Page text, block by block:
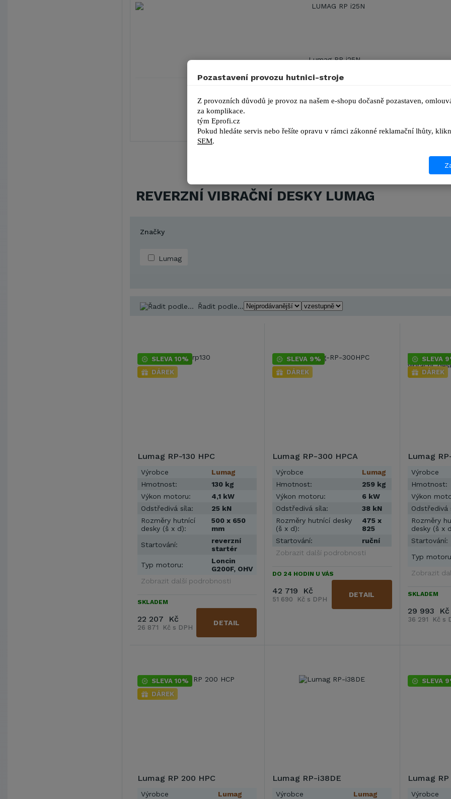
Lumag RP i25N
REVERZNÍ VIBRAČNÍ DESKY LUMAG
Značky
Lumag
Řadit podle...
SLEVA 10%
DÁREK
Lumag RP-130 HPC
Výrobce
Lumag
Hmotnost:
130 kg
Výkon motoru:
4,1 kW
Odstředivá síla:
25 kN
Rozměry hutnící
desky (š x d):
500 x 650
mm
Startování:
reverzní
startér
Typ motoru:
Loncin
G200F, OHV
Zobrazit další podrobnosti
SKLADEM
22 207 Kč
26 871 Kč s DPH
DETAIL
SLEVA 9%
DÁREK
Lumag RP-300 HPCA
Výrobce
Lumag
Hmotnost:
259 kg
Výkon motoru:
6 kW
Odstředivá síla:
38 kN
Rozměry hutnící desky
(š x d):
475 x
825
Startování:
ruční
Zobrazit další podrobnosti
DO 24 HODIN U VÁS
42 719 Kč
51 690 Kč s DPH
DETAIL
SLEVA
DÁREK
Lumag
Výrobce
Hmotnost:
Výkon
Odstředivá
Rozměry
desky (š x
Startování:
Typ
Zobrazit
SKLADEM
29 993 Kč
36 291 Kč s
SLEVA 10%
DÁREK
Lumag RP 200 HPC
Výrobce Lumag
Lumag RP-i38DE
Výrobce Lumag
SLEVA
Lumag RP
Výrobce
Pozastavení provozu hutnici-stroje
Z provozních důvodů je provoz na našem e-shopu dočasně pozastaven,
za komplikace.
tým Eprofi.cz
Pokud hledáte servis nebo řešíte opravu v rámci zákonné reklamační lhůty, kl
SEM.